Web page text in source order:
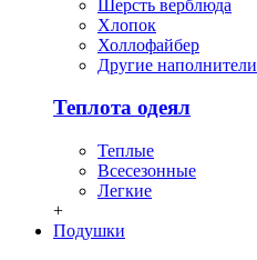
Шерсть верблюда
Хлопок
Холлофайбер
Другие наполнители
Теплота одеял
Теплые
Всесезонные
Легкие
+
Подушки